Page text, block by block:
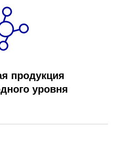
продукция
уровня